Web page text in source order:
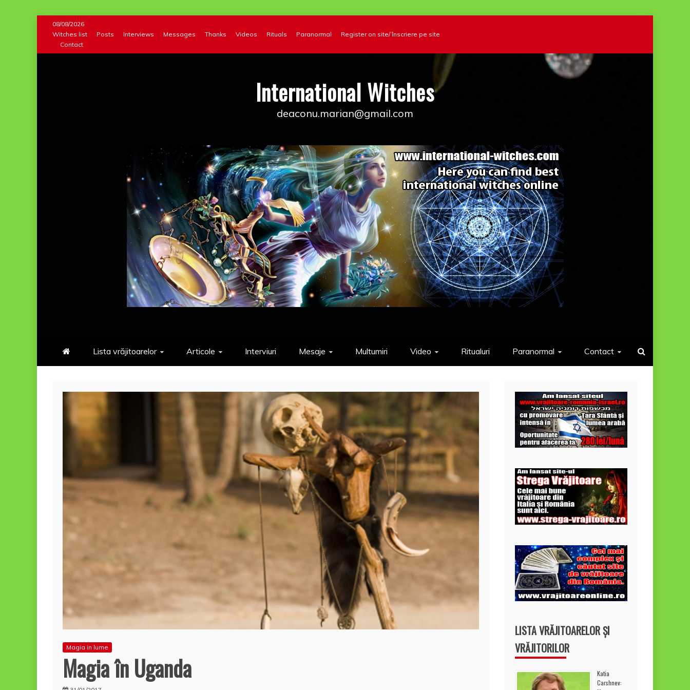
content
08/08/2026
Witches list
Posts Interviews Messages Thanks Videos Rituals Paranormal
Register on site/ înscriere pe site
Contact
International Witches
deaconu.marian@gmail.com
Lista vrăjitoarelor Articole Interviuri Mesaje Multumiri Video Ritualuri Paranormal Contact
Magia in lume
Magia în Uganda
LISTA VRĂJITOARELOR ȘI
VRĂJITORILOR
Katia
Carshnev: